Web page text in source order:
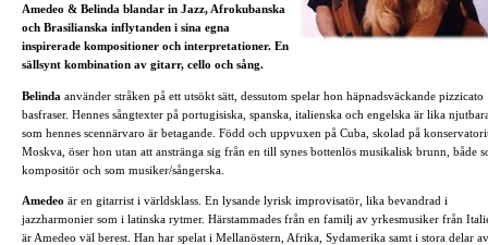
Amedeo & Belinda blandar in Jazz, Afrokubanska
och Brasilianska inflytanden i sina egna
inspirerade kompositioner och interpretationer. En
sällsynt kombination av gitarr, cello och sång.
Belinda använder stråken på ett utsökt sätt, dessutom spelar hon häpnadsväckande pizzicato
basfraser. Hennes sångtexter på portugisiska, spanska, italienska och engelska är lika
som hennes scennärvaro är betagande. Född och uppvuxen på Cuba, skolad på
Moskva, öser hon utan att anstränga sig från en till synes bottenlös musikalisk brunn, både
kompositör och som musiker/sångerska.
Amedeo är en gitarrist i världsklass. En lysande lyrisk improvisatör, lika bevandrad i
jazzharmonier som i latinska rytmer. Härstammades från en familj av yrkesmusiker från
är Amedeo väl berest. Han har spelat i Mellanöstern, Afrika, Sydamerika samt i stora delar av